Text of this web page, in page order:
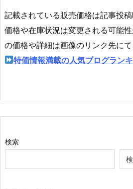
記載されている販売価格は記事投稿
価格や在庫状況は変更される可能
の価格や詳細は画像のリンク先にて
特価情報満載の人気ブログラン
検索